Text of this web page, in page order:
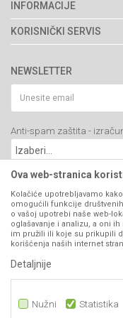
Agromarket doo
Adresa: Kraljevačkog
34000 Kragujevac,
PIB: 102135221
Matični broj: 07593252
INFORMACIJE
O nama
Prodavnice
Brendovi
Katalozi
Blog
Najčešća pitanja
KORISNIČKI SERVIS
Politika privatnosti
Kako kupiti
Isporuka
Click & Collect
Načini plaćanja
Plaćanje karticama
Web kredit Raiffeisen
Pravo na odustajanje
Reklamacije
Zamena artikala
NEWSLETTER
Anti-spam zaštita -
VIBER I SMS
PRATITE NAS
Ova web-stranica
Kolačiće upotrebljavamo
omogućili funkcije
o vašoj upotrebi naše web-
oglašavanje i analizu, a oni
im pružili ili koje su prikupili
korišćenja naših internet
Detaljnije
Nužni Statistika